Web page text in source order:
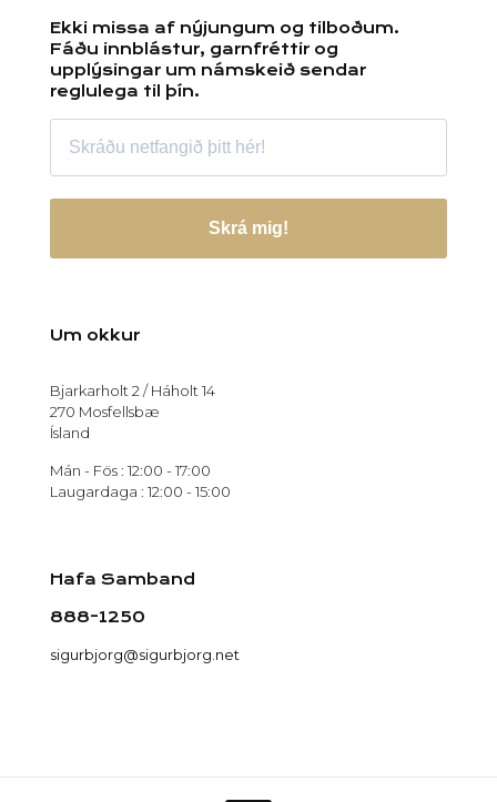
Ekki missa af nýjungum og tilboðum.
Fáðu innblástur, garnfréttir og
upplýsingar um námskeið sendar
reglulega til þín.
Skrá mig!
Um okkur
Bjarkarholt 2 / Háholt 14
270 Mosfellsbæ
Ísland
Mán - Fös : 12:00 - 17:00
Laugardaga : 12:00 - 15:00
Hafa Samband
888-1250
sigurbjorg@sigurbjorg.net